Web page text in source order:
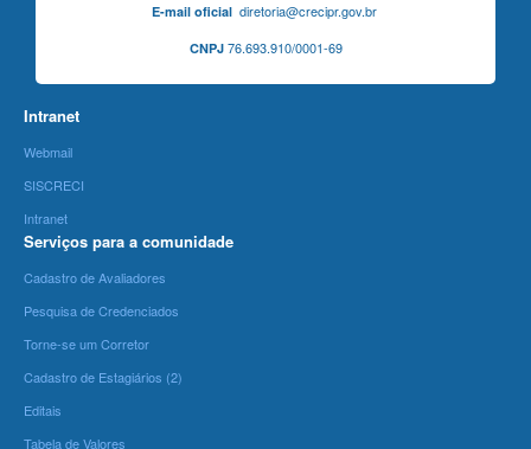
E-mail oficialdiretoria@crecipr.gov.br
CNPJ76.693.910/0001-69
Intranet
Webmail
SISCRECI
Intranet
Serviços para a comunidade
Cadastro de Avaliadores
Pesquisa de Credenciados
Torne-se um Corretor
Cadastro de Estagiários (2)
Editais
Tabela de Valores